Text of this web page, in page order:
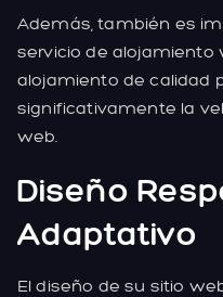
Además, también es
servicio de alojamiento
alojamiento de calidad
significativamente la
web.
Diseño
Adaptativo
El diseño de su sitio